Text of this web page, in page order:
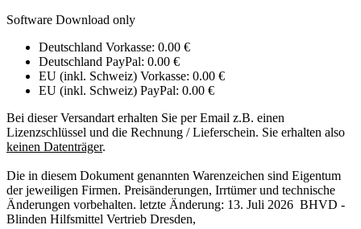
Software Download only
Deutschland Vorkasse: 0.00 €
Deutschland PayPal: 0.00 €
EU (inkl. Schweiz) Vorkasse: 0.00 €
EU (inkl. Schweiz) PayPal: 0.00 €
Bei dieser Versandart erhalten Sie per Email z.B. einen
Lizenzschlüssel und die Rechnung / Lieferschein. Sie erhalten also
keinen Datenträger.
Die in diesem Dokument genannten Warenzeichen sind Eigentum
der jeweiligen Firmen. Preisänderungen, Irrtümer und technische
Änderungen vorbehalten. letzte Änderung: 13. Juli 2026 BHVD -
Blinden Hilfsmittel Vertrieb Dresden,